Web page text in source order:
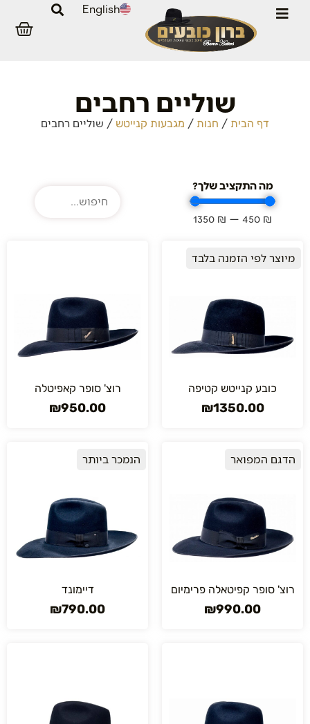
English
שוליים רחבים
דף הבית / חנות / מגבעות קנייטש / שוליים רחבים
מה התקציב שלך?
₪
450
—
₪
1350
מיוצר לפי הזמנה בלבד
כובע קנייטש קטיפה
₪1350.00
רוצ' סופר קאפיטלה
₪950.00
הדגם המפואר
רוצ' סופר קפיטאלה פרימיום
₪990.00
הנמכר ביותר
דיימונד
₪790.00